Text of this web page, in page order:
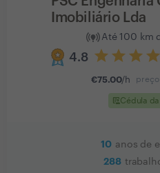
Imobiliário Lda
Até 100 km
4.8
€75.00/h
clinical_notesCédula
10 anos de
288